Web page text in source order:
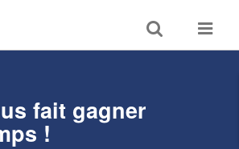
Toggle
search
Toggle
fait gagner
!